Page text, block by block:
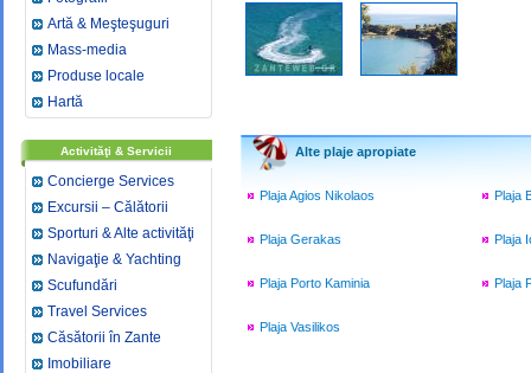
Artă & Meşteşuguri
Mass-media
Produse locale
Hartă
Activităţi & Servicii
Concierge Services
Excursii – Călătorii
Sporturi & Alte activităţi
Navigaţie & Yachting
Scufundări
Travel Services
Căsătorii în Zante
Imobiliare
Alte plaje apropiate
Plaja Agios Nikolaos Plaja
Plaja Gerakas Plaja
Plaja Porto Kaminia Plaja
Plaja Vasilikos